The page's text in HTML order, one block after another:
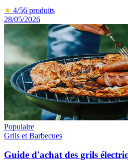
★ 4/56 produits
28/05/2026
Populaire
Grils et Barbecues
Guide d'achat des grils